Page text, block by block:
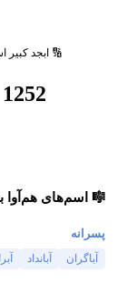
🔢 ابجد کبیر
1252
🎼 اسم‌های هم‌آوا
پسرانه
آباگران آبانداد